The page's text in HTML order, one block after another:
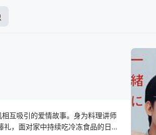
暂无观看影片的记录
互吸引的爱情故事。身为料理讲师
，面对家中持续吃冷冻食品的日